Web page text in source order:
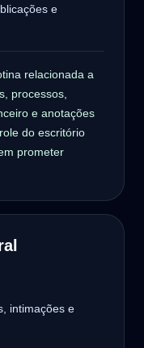
e
relacionada a
processos,
e anotações
do escritório
prometer
intimações e